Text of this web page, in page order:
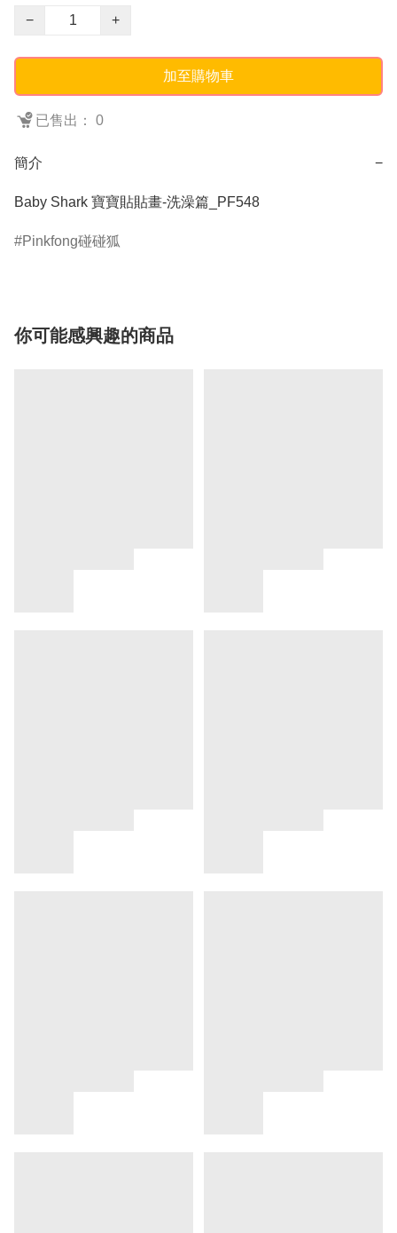
−
+
加至購物車
已售出： 0
簡介 −
Baby Shark 寶寶貼貼畫-洗澡篇_PF548
Pinkfong碰碰狐
你可能感興趣的商品